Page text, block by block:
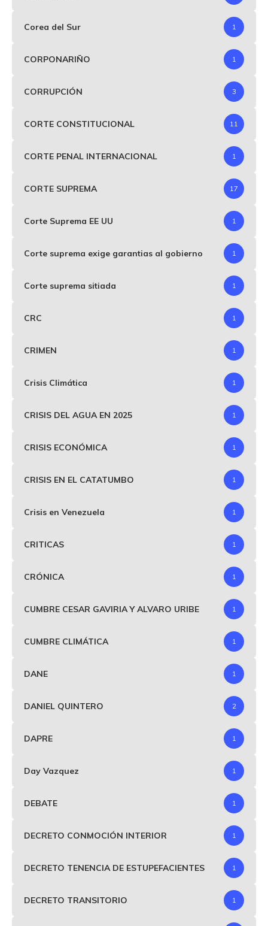
Corea del Sur 1
CORPONARIÑO 1
CORRUPCIÓN 3
CORTE CONSTITUCIONAL 11
CORTE PENAL INTERNACIONAL 1
CORTE SUPREMA 17
Corte Suprema EE UU 1
Corte suprema exige garantias al gobierno 1
Corte suprema sitiada 1
CRC 1
CRIMEN 1
Crisis Climática 1
CRISIS DEL AGUA EN 2025 1
CRISIS ECONÓMICA 1
CRISIS EN EL CATATUMBO 1
Crisis en Venezuela 1
CRITICAS 1
CRÓNICA 1
CUMBRE CESAR GAVIRIA Y ALVARO URIBE 1
CUMBRE CLIMÁTICA 1
DANE 1
DANIEL QUINTERO 2
DAPRE 1
Day Vazquez 1
DEBATE 1
DECRETO CONMOCIÓN INTERIOR 1
DECRETO TENENCIA DE ESTUPEFACIENTES 1
DECRETO TRANSITORIO 1